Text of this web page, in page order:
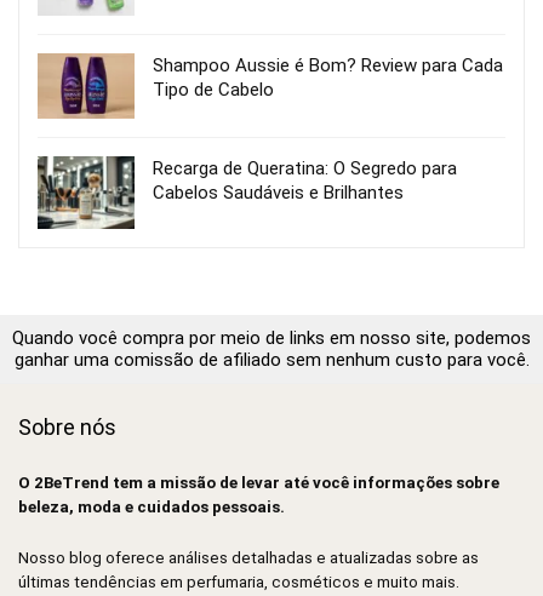
Shampoo Aussie é Bom? Review para Cada
Tipo de Cabelo
Recarga de Queratina: O Segredo para
Cabelos Saudáveis e Brilhantes
Quando você compra por meio de links em nosso site, podemos
ganhar uma comissão de afiliado sem nenhum custo para você.
Sobre nós
O 2BeTrend tem a missão de levar até você informações sobre
beleza, moda e cuidados pessoais.
Nosso blog oferece análises detalhadas e atualizadas sobre as
últimas tendências em perfumaria, cosméticos e muito mais.